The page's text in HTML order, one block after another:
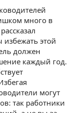
много в
избежать этой
должен
каждый год.
могут
так работники